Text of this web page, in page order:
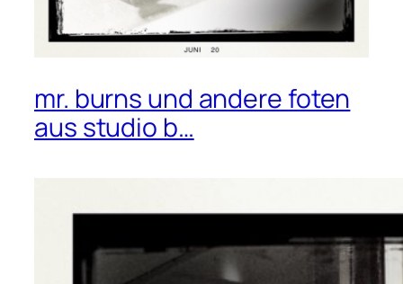
mr. burns und andere foten
aus studio b…